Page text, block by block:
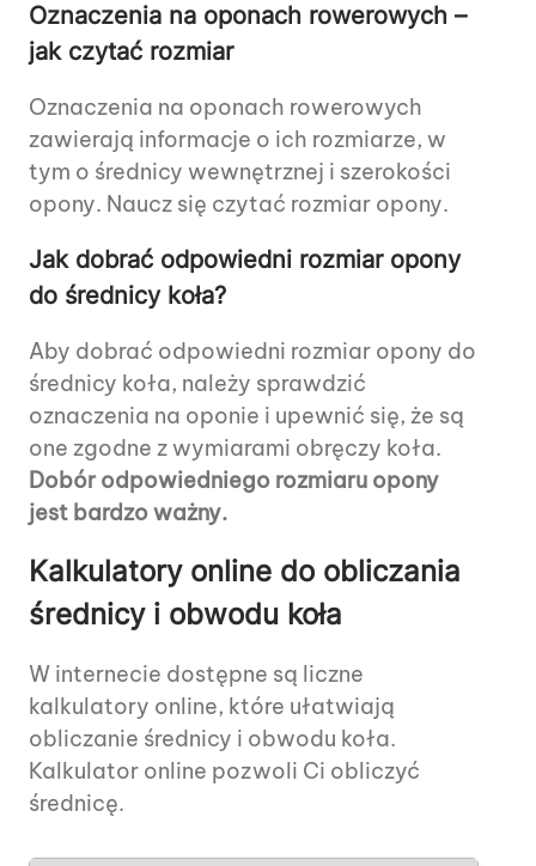
Oznaczenia na oponach rowerowych –
jak czytać rozmiar
Oznaczenia na oponach rowerowych
zawierają informacje o ich rozmiarze, w
tym o średnicy wewnętrznej i szerokości
opony. Naucz się czytać rozmiar opony.
Jak dobrać odpowiedni rozmiar opony
do średnicy koła?
Aby dobrać odpowiedni rozmiar opony do
średnicy koła, należy sprawdzić
oznaczenia na oponie i upewnić się, że są
one zgodne z wymiarami obręczy koła.
Dobór odpowiedniego rozmiaru opony
jest bardzo ważny.
Kalkulatory online do obliczania
średnicy i obwodu koła
W internecie dostępne są liczne
kalkulatory online, które ułatwiają
obliczanie średnicy i obwodu koła.
Kalkulator online pozwoli Ci obliczyć
średnicę.